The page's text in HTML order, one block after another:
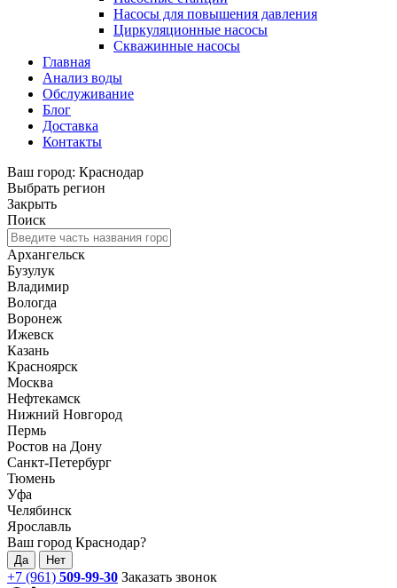
Насосы для повышения давления
Циркуляционные насосы
Скважинные насосы
Главная
Анализ воды
Обслуживание
Блог
Доставка
Контакты
Ваш город: Краснодар
Выбрать регион
Закрыть
Поиск
Архангельск
Бузулук
Владимир
Вологда
Воронеж
Ижевск
Казань
Красноярск
Москва
Нефтекамск
Нижний Новгород
Пермь
Ростов на Дону
Санкт-Петербург
Тюмень
Уфа
Челябинск
Ярославль
Ваш город Краснодар?
Да Нет
+7 (961) 509-99-30 Заказать звонок